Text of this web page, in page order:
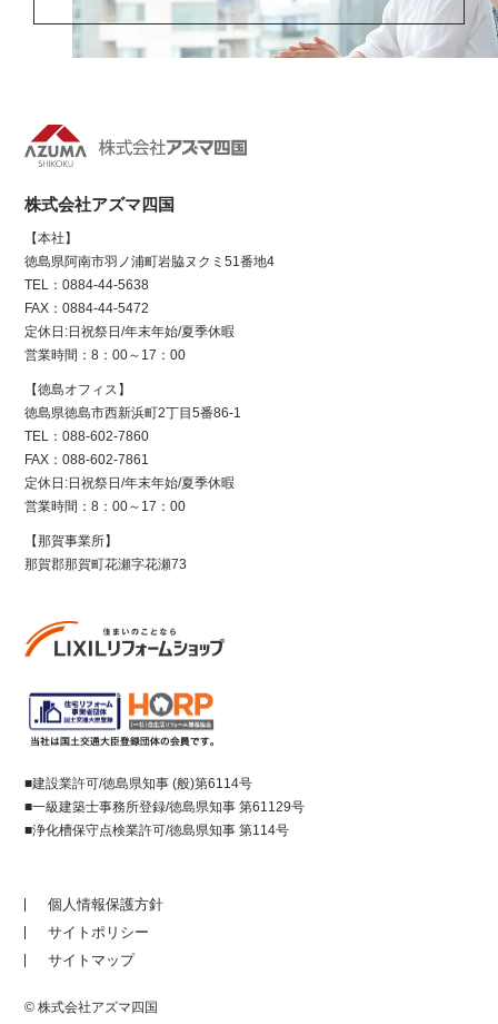
株式会社アズマ四国
【本社】
徳島県阿南市羽ノ浦町岩脇ヌクミ51番地4
TEL：0884-44-5638
FAX：0884-44-5472
定休日:日祝祭日/年末年始/夏季休暇
営業時間：8：00～17：00
【徳島オフィス】
徳島県徳島市西新浜町2丁目5番86-1
TEL：088-602-7860
FAX：088-602-7861
定休日:日祝祭日/年末年始/夏季休暇
営業時間：8：00～17：00
【那賀事業所】
那賀郡那賀町花瀬字花瀬73
■建設業許可/徳島県知事 (般)第6114号
■一級建築士事務所登録/徳島県知事 第61129号
■浄化槽保守点検業許可/徳島県知事 第114号
個人情報保護方針
サイトポリシー
サイトマップ
© 株式会社アズマ四国